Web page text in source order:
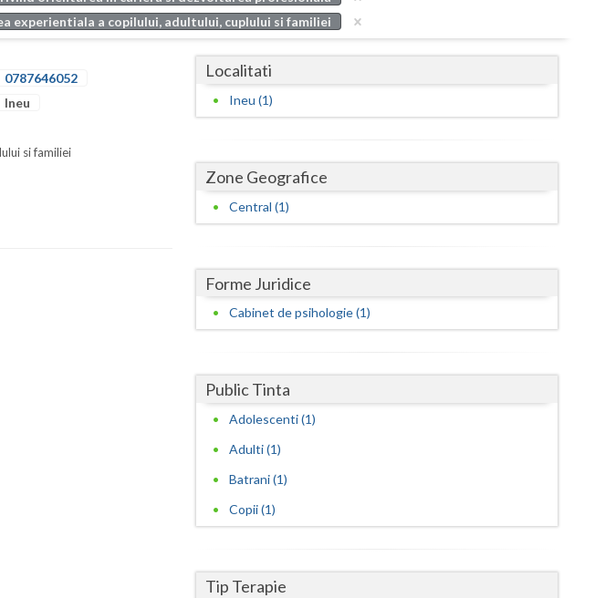
Buzau
Cluj
Covasna
Dambovita
Dolj
Galati
Gorj
experientiala a copilului, adultului, cuplului si familiei
0787646052
Ineu
si familiei
Localitati
Ineu (1)
Zone Geografice
Central (1)
Forme Juridice
Cabinet de psihologie (1)
Public Tinta
Adolescenti (1)
Adulti (1)
Batrani (1)
Copii (1)
Tip Terapie